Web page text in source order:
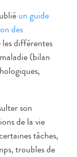
un guide
des
différentes
(bilan
son
de la vie
tâches,
troubles de